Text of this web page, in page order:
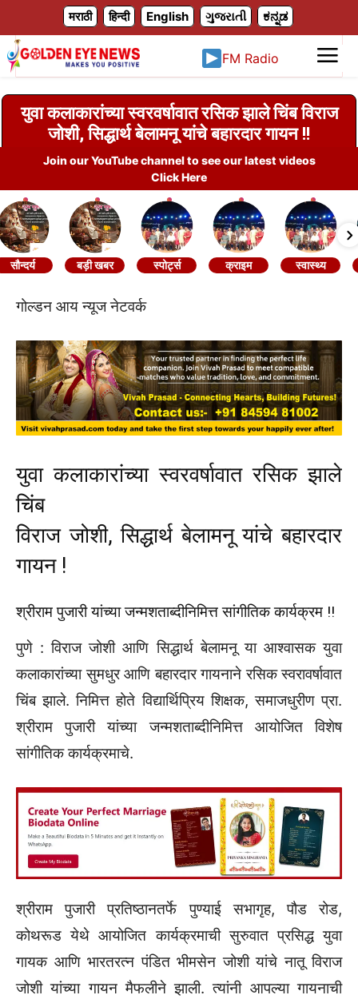
मराठी हिन्दी English ગુજરાતી ಕನ್ನಡ
FM Radio
युवा कलाकारांच्या स्वरवर्षावात रसिक झाले चिंब विराज
जोशी, सिद्धार्थ बेलामनू यांचे बहारदार गायन !!
Join our YouTube channel to see our latest videos
Click Here
सौन्दर्य बड़ी खबर स्पोर्ट्स क्राइम स्वास्थ्य
गोल्डन आय न्यूज नेटवर्क
युवा कलाकारांच्या स्वरवर्षावात रसिक झाले
चिंब
विराज जोशी, सिद्धार्थ बेलामनू यांचे बहारदार
गायन !
श्रीराम पुजारी यांच्या जन्मशताब्दीनिमित्त सांगीतिक कार्यक्रम !!
पुणे : विराज जोशी आणि सिद्धार्थ बेलामनू या आश्वासक युवा
कलाकारांच्या सुमधुर आणि बहारदार गायनाने रसिक स्वरावर्षावात
चिंब झाले. निमित्त होते विद्यार्थिप्रिय शिक्षक, समाजधुरीण प्रा.
श्रीराम पुजारी यांच्या जन्मशताब्दीनिमित्त आयोजित विशेष
सांगीतिक कार्यक्रमाचे.
श्रीराम पुजारी प्रतिष्ठानतर्फे पुण्याई सभागृह, पौड रोड,
कोथरूड येथे आयोजित कार्यक्रमाची सुरुवात प्रसिद्ध युवा
गायक आणि भारतरत्न पंडित भीमसेन जोशी यांचे नातू विराज
जोशी यांच्या गायन मैफलीने झाली. त्यांनी आपल्या गायनाची